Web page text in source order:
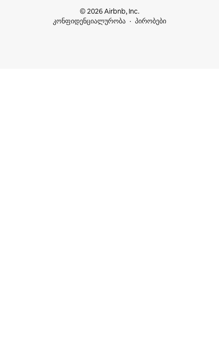
© 2026 Airbnb, Inc.
კონფიდენციალურობა
პირობები